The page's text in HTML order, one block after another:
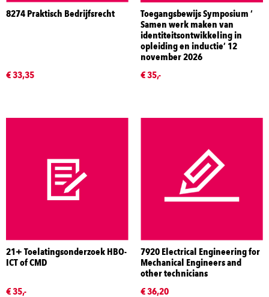
8274 Praktisch Bedrijfsrecht
€ 33,35
Toegangsbewijs Symposium ‘
Samen werk maken van
identiteitsontwikkeling in
opleiding en inductie’ 12
november 2026
€ 35,-
21+ Toelatingsonderzoek HBO-
ICT of CMD
€ 35,-
7920 Electrical Engineering for
Mechanical Engineers and
other technicians
€ 36,20